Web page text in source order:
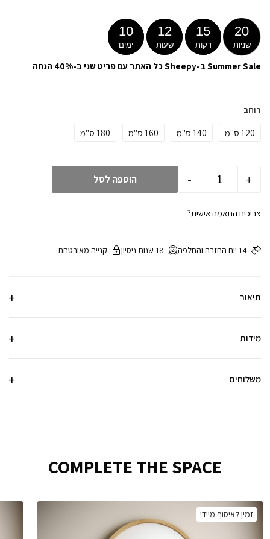
10
ימים
12
שעות
15
דקות
20
שניות
Summer Sale ב-Sheepy כל האתר עם פריט שני ב-40% הנחה
רוחב
120 ס"מ 140 ס"מ 160 ס"מ 180 ס"מ
- + הוספה לסל
צריכים התאמה אישית?
14 יום החזרה והחלפה 18 שנות ניסיון קנייה מאובטחת
תיאור
מידות
משלוחים
COMPLETE THE SPACE
זמין לאיסוף מיידי